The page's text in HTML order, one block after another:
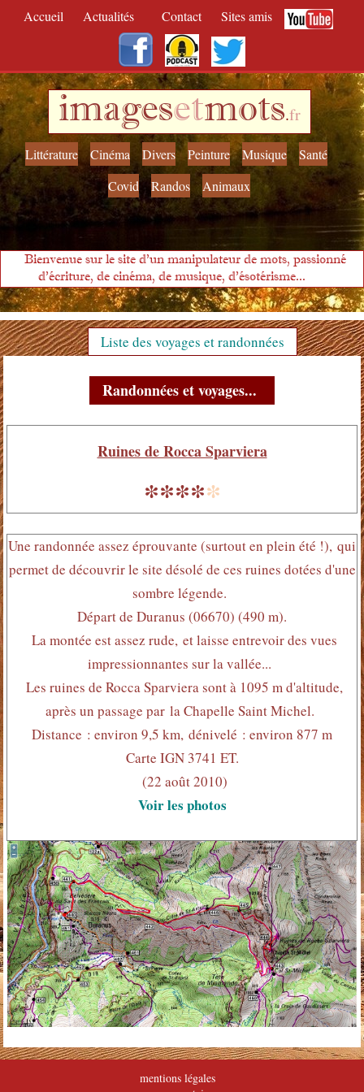
Accueil Actualités Contact Sites amis
imagesetmots.fr
Littérature Cinéma Divers Peinture Musique
Santé
Covid
Randos Animaux
Bienvenue sur le site d'un manipulateur de mots, passionné
d'écriture, de cinéma, de musique, d'ésotérisme...
Liste des voyages et randonnées
Randonnées et voyages...
Ruines de Rocca Sparviera
*****
Une randonnée assez éprouvante (surtout en plein été !), qui
permet de découvrir le site désolé de ces ruines dotées d'une
sombre légende.
Départ de Duranus (06670) (490 m).
La montée est assez rude, et laisse entrevoir des vues
impressionnantes sur la vallée...
Les ruines de Rocca Sparviera sont à 1095 m d'altitude,
après un passage par la Chapelle Saint Michel.
Distance : environ 9,5 km, dénivelé : environ 877 m
Carte IGN 3741 ET.
(22 août 2010)
Voir les photos
mentions légales